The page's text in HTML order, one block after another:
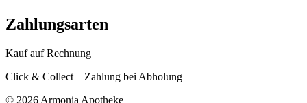
Zahlungsarten
Kauf auf Rechnung
Click & Collect – Zahlung bei Abholung
© 2026 Armonia Apotheke